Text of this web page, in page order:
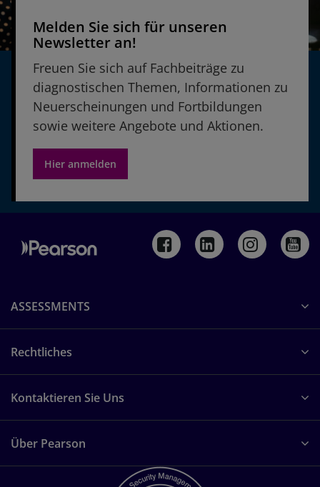
TESTVERFAHREN ANZEIGEN
CELF–5 Screening Test | Clinical
Evaluation of Language Fundamentals –
Fifth Edition Screening Test
TESTVERFAHREN ANZEIGEN
Revision
Digital auf Q-global verfügbar
TESTVERFAHREN ANZEIGEN
Children - Deutsche Adaption
D-KEFS | Delis-Kaplan Executive Function
Melden Sie sich für unseren
Newsletter an!
Freuen Sie sich auf Fachbeiträge zu
diagnostischen Themen, Informationen zu
Neuerscheinungen und Fortbildungen
sowie weitere Angebote und Aktionen.
Hier anmelden
ASSESSMENTS
Rechtliches
Kontaktieren Sie Uns
Über Pearson